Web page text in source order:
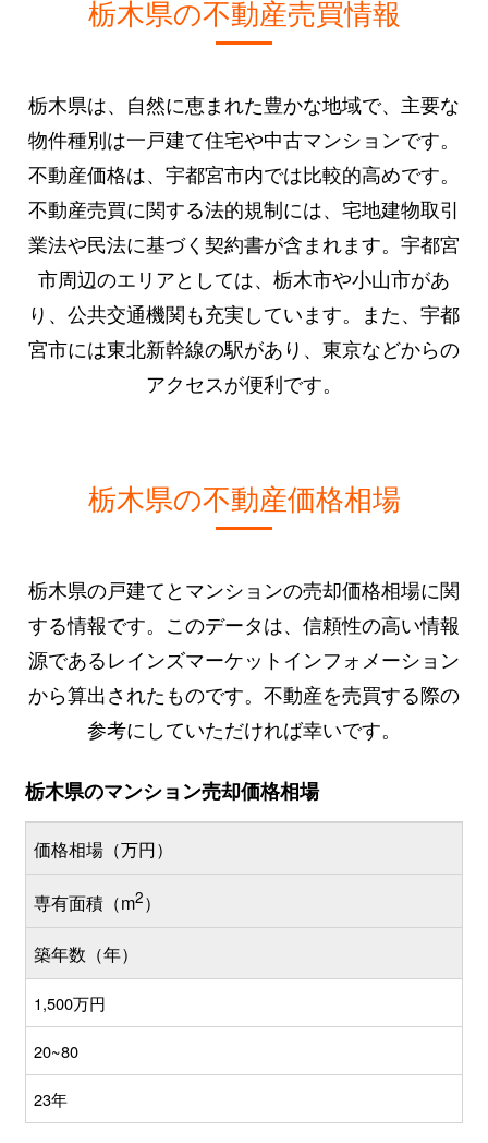
栃木県の不動産売買情報
栃木県は、自然に恵まれた豊かな地域で、主要な
物件種別は一戸建て住宅や中古マンションです。
不動産価格は、宇都宮市内では比較的高めです。
不動産売買に関する法的規制には、宅地建物取引
業法や民法に基づく契約書が含まれます。宇都宮
市周辺のエリアとしては、栃木市や小山市があ
り、公共交通機関も充実しています。また、宇都
宮市には東北新幹線の駅があり、東京などからの
アクセスが便利です。
栃木県の不動産価格相場
栃木県の戸建てとマンションの売却価格相場に関
する情報です。このデータは、信頼性の高い情報
源であるレインズマーケットインフォメーション
から算出されたものです。不動産を売買する際の
参考にしていただければ幸いです。
栃木県のマンション売却価格相場
価格相場（万円）
専有面積（m2）
築年数（年）
1,500万円
20~80
23年